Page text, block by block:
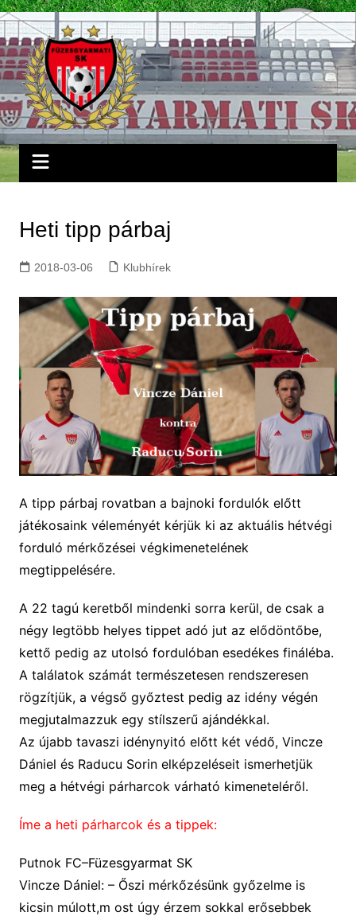
Skip
to
content
Heti tipp párbaj
2018-03-06 Klubhírek
A tipp párbaj rovatban a bajnoki fordulók előtt
játékosaink véleményét kérjük ki az aktuális hétvégi
forduló mérkőzései végkimenetelének
megtippelésére.
A 22 tagú keretből mindenki sorra kerül, de csak a
négy legtöbb helyes tippet adó jut az elődöntőbe,
kettő pedig az utolsó fordulóban esedékes fináléba.
A találatok számát természetesen rendszeresen
rögzítjük, a végső győztest pedig az idény végén
megjutalmazzuk egy stílszerű ajándékkal.
Az újabb tavaszi idénynyitó előtt két védő, Vincze
Dániel és Raducu Sorin elképzeléseit ismerhetjük
meg a hétvégi párharcok várható kimeneteléről.
Íme a heti párharcok és a tippek:
Putnok FC–Füzesgyarmat SK
Vincze Dániel:– Őszi mérkőzésünk győzelme is
kicsin múlott,m ost úgy érzem sokkal erősebbek